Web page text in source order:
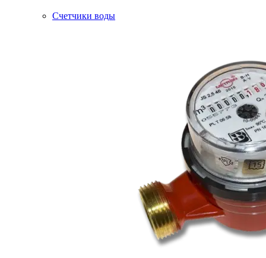
Счетчики воды